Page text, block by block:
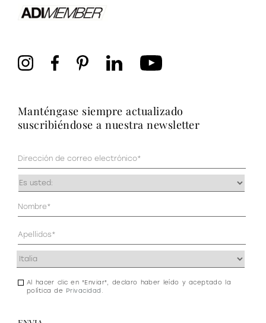
manténgase siempre actualizado
suscribiéndose a nuestra newsletter
Correo
electrónico
(Obligatorio)
Ocupación
Datos
personales
(Obligatorio)
Dirección
Consentimiento
Al hacer clic en "Enviar", declaro haber leído y aceptado la
política de Privacidad .